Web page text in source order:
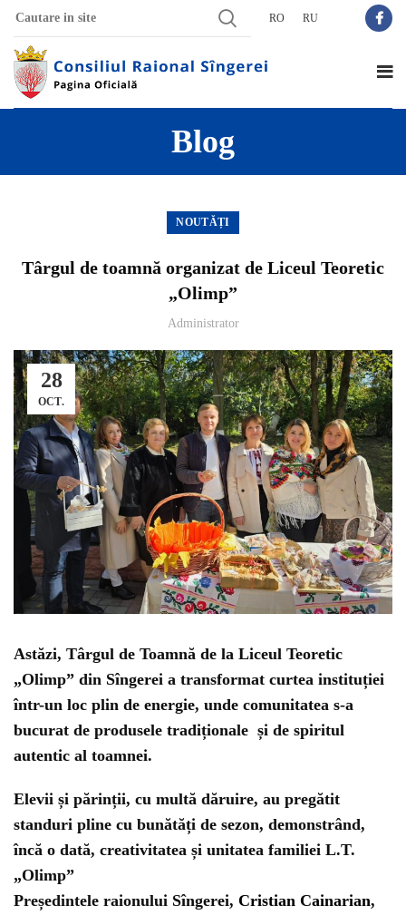
RO RU
Blog
NOUTĂȚI
Târgul de toamnă organizat de Liceul Teoretic
„Olimp”
Administrator
28
OCT.
Astăzi, Târgul de Toamnă de la Liceul Teoretic
„Olimp” din Sîngerei a transformat curtea instituției
într-un loc plin de energie, unde comunitatea s-a
bucurat de produsele tradiționale și de spiritul
autentic al toamnei.
Elevii și părinții, cu multă dăruire, au pregătit
standuri pline cu bunătăți de sezon, demonstrând,
încă o dată, creativitatea și unitatea familiei L.T.
„Olimp”
Președintele raionului Sîngerei, Cristian Cainarian,